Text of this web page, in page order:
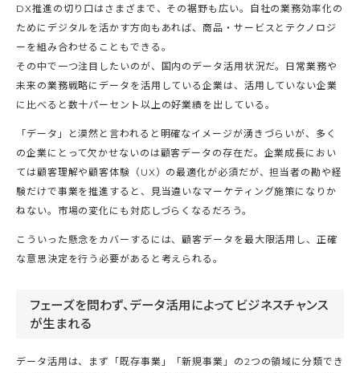
DX推進の切り口はさまざまで、その裾野も広い。自社の業務効率化の
ためにデジタルを活かす方向もあれば、商品・サービスとテクノロジ
ーを組み合わせることもできる。
その中で一つ注目したいのが、国内のデータ活用状況だ。日常業務や
未来の業務戦略にデータを活用している企業は、活用していない企業
に比べると数十パーセント以上の好業績を出している。
「データ」と漠然と言われると明確なイメージが湧きづらいが、多く
の企業にとって欠かせないのは顧客データの存在だ。企業成長におい
ては顧客理解や顧客体験（UX）の最適化が必須だが、担当者の勘や経
験だけで事業を推進すると、見当違いなマーケティング施策になりか
ねない。市場の変化にも対応しづらくなるだろう。
こういった懸念をカバーするには、顧客データを最大限活用し、正確
な意思決定を行う必要があると考えられる。
フェーズを問わず、データ活用によってビジネスチャンス
が生まれる
データ活用は、まず「既存事業」「新規事業」の2つの領域に分類でき